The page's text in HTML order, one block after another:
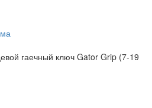
гаечный ключ Gator Grip (7-19